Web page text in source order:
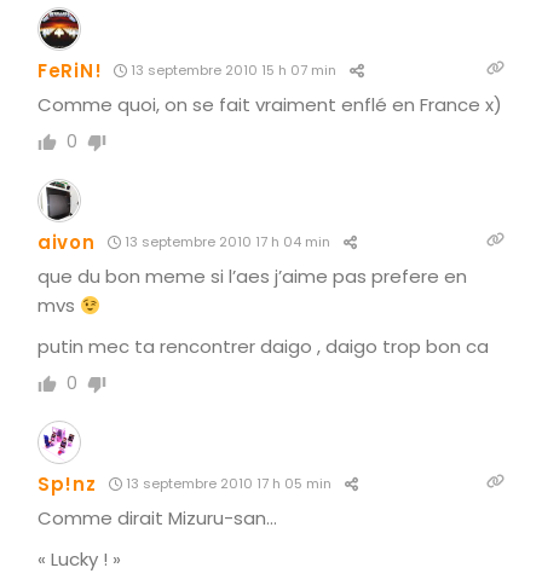
FeRiN! 13 septembre 2010 15 h 07 min
Comme quoi, on se fait vraiment enflé en France x)
0
aivon 13 septembre 2010 17 h 04 min
que du bon meme si l’aes j’aime pas prefere en
mvs
putin mec ta rencontrer daigo , daigo trop bon ca
0
Sp!nz 13 septembre 2010 17 h 05 min
Comme dirait Mizuru-san…
« Lucky ! »